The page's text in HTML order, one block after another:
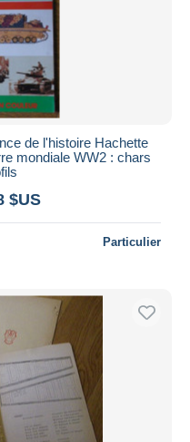
de l'histoire Hachette
mondiale WW2 : chars
$US
Particulier